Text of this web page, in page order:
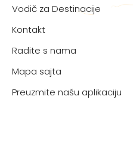
Vodič za Destinacije
Kontakt
Radite s nama
Mapa sajta
Preuzmite našu aplikaciju